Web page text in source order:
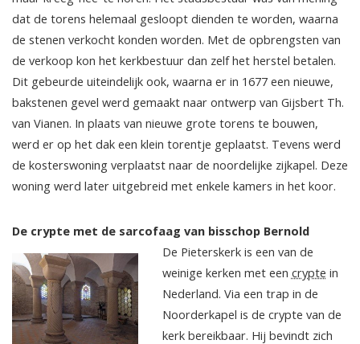
dat de torens helemaal gesloopt dienden te worden, waarna
de stenen verkocht konden worden. Met de opbrengsten van
de verkoop kon het kerkbestuur dan zelf het herstel betalen.
Dit gebeurde uiteindelijk ook, waarna er in 1677 een nieuwe,
bakstenen gevel werd gemaakt naar ontwerp van Gijsbert Th.
van Vianen. In plaats van nieuwe grote torens te bouwen,
werd er op het dak een klein torentje geplaatst. Tevens werd
de kosterswoning verplaatst naar de noordelijke zijkapel. Deze
woning werd later uitgebreid met enkele kamers in het koor.
De crypte met de sarcofaag van bisschop Bernold
De Pieterskerk is een van de
weinige kerken met een crypte in
Nederland. Via een trap in de
Noorderkapel is de crypte van de
kerk bereikbaar. Hij bevindt zich